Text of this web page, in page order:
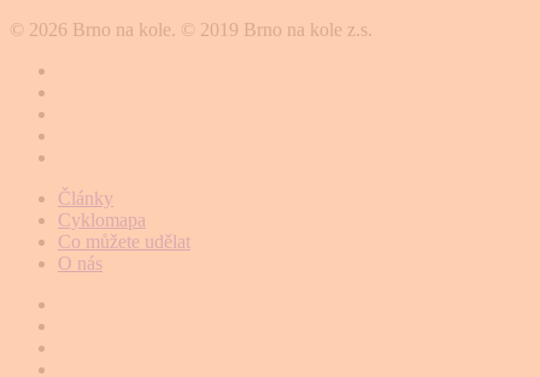
© 2026 Brno na kole. © 2019 Brno na kole z.s.
Close
Menu
Články
Cyklomapa
Co můžete udělat
O nás